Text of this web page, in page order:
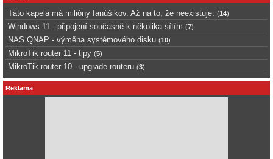
Táto kapela má milióny fanúšikov. Až na to, že neexistuje. (14)
Windows 11 - připojení současně k několika sítím (7)
NAS QNAP - výměna systémového disku (10)
MikroTik router 11 - tipy (5)
MikroTik router 10 - upgrade routeru (3)
Reklama